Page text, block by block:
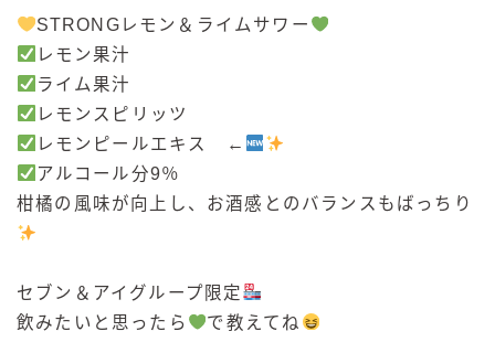
STRONGレモン＆ライムサワー
レモン果汁
ライム果汁
レモンスピリッツ
レモンピールエキス ←
アルコール分9％
柑橘の風味が向上し、お酒感とのバランスもばっちり
セブン＆アイグループ限定
飲みたいと思ったら
で教えてね